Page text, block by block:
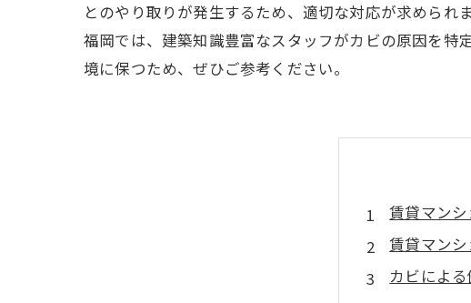
とのやり取りが発生するため、適切な対応が求めら
福岡では、建築知識豊富なスタッフがカビの原因を特
境に保つため、ぜひご参考ください。
賃貸マン
賃貸マン
カビによ